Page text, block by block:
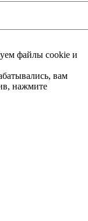
файлы cookie и
вам
нажмите